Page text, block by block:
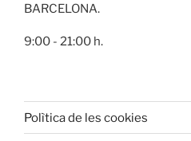
BARCELONA.
9:00 - 21:00 h.
Polìtica de les cookies